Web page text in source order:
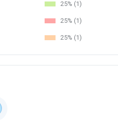
25% (1)
25% (1)
25% (1)